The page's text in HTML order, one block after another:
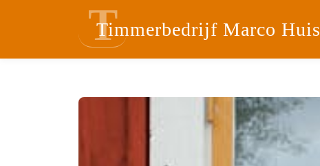
T
Timmerbedrijf Marco Huis